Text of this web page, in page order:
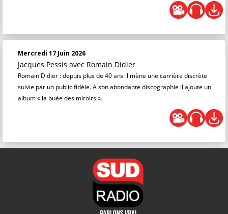
Mercredi 17 Juin 2026
Jacques Pessis avec Romain Didier
Romain Didier : depuis plus de 40 ans il mène une carrière discrète
suivie par un public fidèle. A son abondante discographie il ajoute un
album « la buée des miroirs ».